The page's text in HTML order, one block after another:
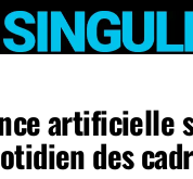
artificielle
des